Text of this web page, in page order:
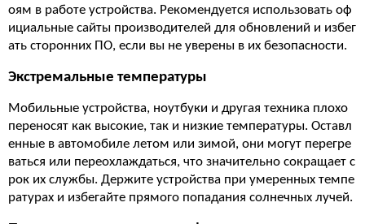
оям в работе устройства. Рекомендуется использовать оф
ициальные сайты производителей для обновлений и избег
ать сторонних ПО, если вы не уверены в их безопасности.
Экстремальные температуры
Мобильные устройства, ноутбуки и другая техника плохо
переносят как высокие, так и низкие температуры. Оставл
енные в автомобиле летом или зимой, они могут перегре
ваться или переохлаждаться, что значительно сокращает с
рок их службы. Держите устройства при умеренных темпе
ратурах и избегайте прямого попадания солнечных лучей.